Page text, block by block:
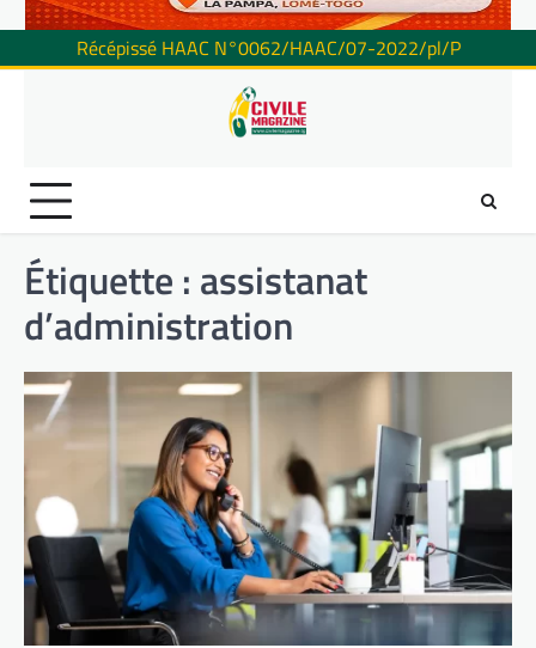
Récépissé HAAC N°0062/HAAC/07-2022/pl/P
Étiquette : assistanat
d’administration